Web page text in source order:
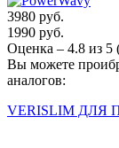
3980 руб.
1990 руб.
Оценка – 4.8 из 5
Вы можете
аналогов:
VERISLIM ДЛЯ